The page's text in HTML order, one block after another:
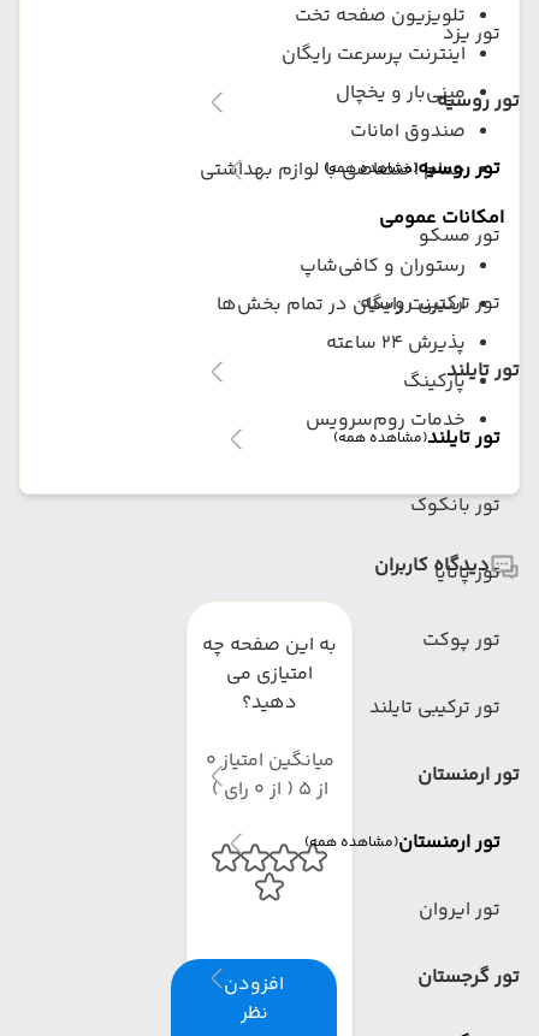
تور یزد
تور روسیه
تور روسیه(مشاهده همه)
تور مسکو
تور ترکیبی روسیه
تور تایلند
تور تایلند(مشاهده همه)
تور بانکوک
تور پاتایا
تور پوکت
تور ترکیبی تایلند
تور ارمنستان
تور ارمنستان(مشاهده همه)
تور ایروان
تور گرجستان
تلویزیون صفحه تخت
اینترنت پرسرعت رایگان
مینی‌بار و یخچال
صندوق امانات
حمام اختصاصی با لوازم بهداشتی
امکانات عمومی
رستوران و کافی‌شاپ
اینترنت رایگان در تمام بخش‌ها
پذیرش ۲۴ ساعته
پارکینگ
خدمات روم‌سرویس
دیدگاه کاربران
به این صفحه چه
امتیازی می
دهید؟
میانگین امتیاز 0
از 5 ( از 0 رای )
افزودن
نظر